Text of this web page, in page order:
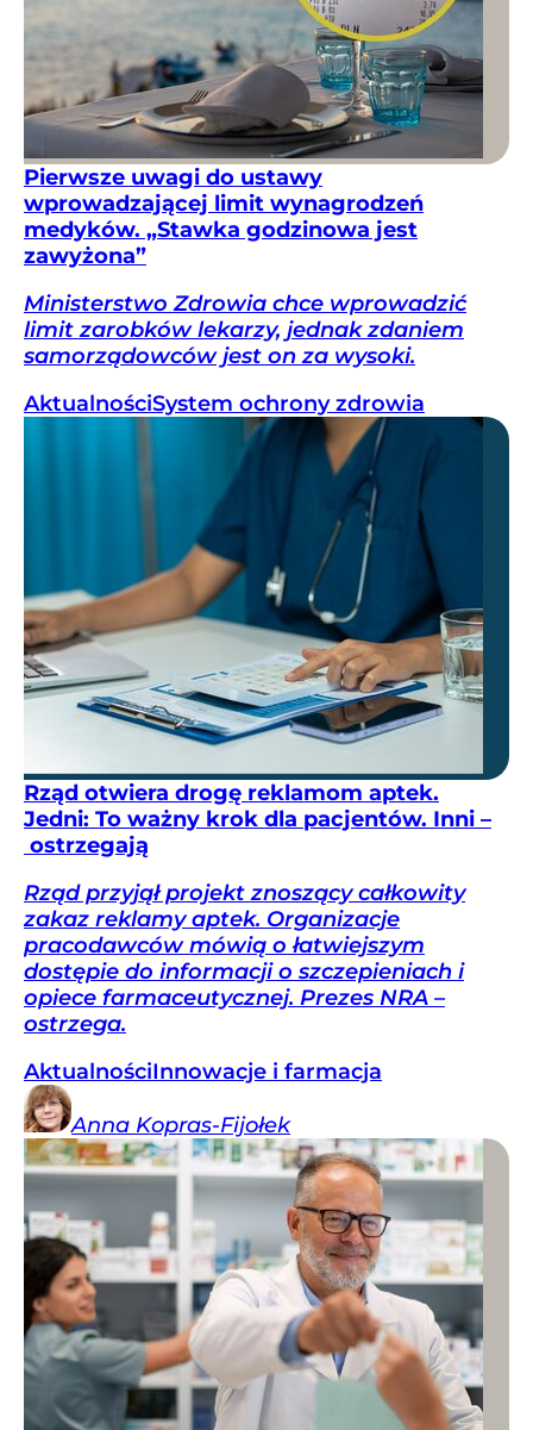
Pierwsze uwagi do ustawy
wprowadzającej limit wynagrodzeń
medyków. „Stawka godzinowa jest
zawyżona”
Ministerstwo Zdrowia chce wprowadzić
limit zarobków lekarzy, jednak zdaniem
samorządowców jest on za wysoki.
AktualnościSystem ochrony zdrowia
Rząd otwiera drogę reklamom aptek.
Jedni: To ważny krok dla pacjentów. Inni –
ostrzegają
Rząd przyjął projekt znoszący całkowity
zakaz reklamy aptek. Organizacje
pracodawców mówią o łatwiejszym
dostępie do informacji o szczepieniach i
opiece farmaceutycznej. Prezes NRA –
ostrzega.
AktualnościInnowacje i farmacja
Anna Kopras-Fijołek